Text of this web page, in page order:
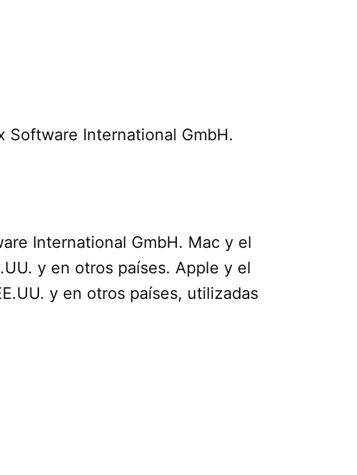
International GmbH.
International GmbH. Mac y el
y en otros países. Apple y el
y en otros países, utilizadas